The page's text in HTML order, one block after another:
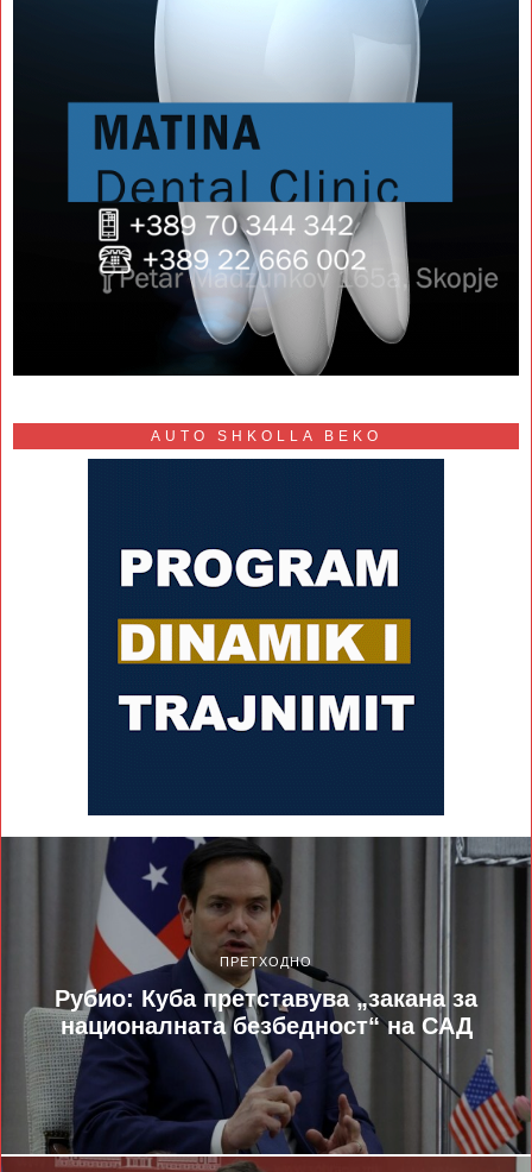
AUTO SHKOLLA BEKO
ПРЕТХОДНО
Рубио: Куба претставува „закана за
националната безбедност“ на САД